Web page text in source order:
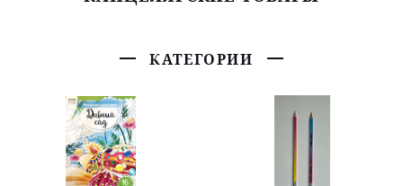
КАТЕГОРИИ